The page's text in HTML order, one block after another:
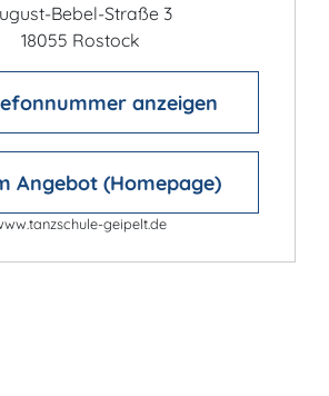
Bebel-Straße 3
18055 Rostock
anzeigen
Angebot (Homepage)
geipelt.de